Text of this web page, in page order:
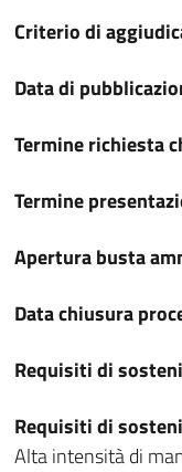
Criterio di
Data di
Termine richiesta
Termine
Apertura busta
Data chiusura
Requisiti di
Requisiti di
Alta intensità di